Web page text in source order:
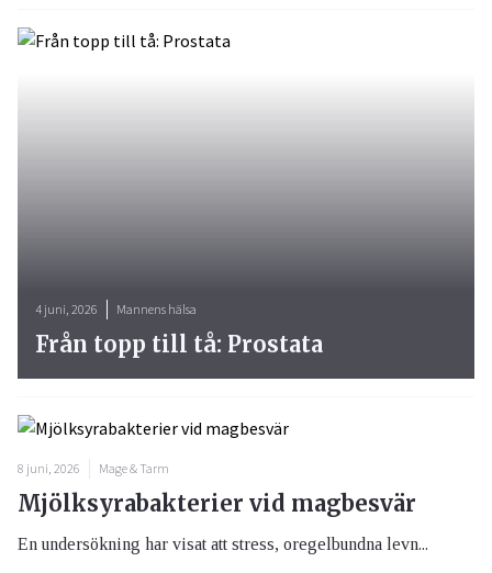
8 juni, 2026 Mage & Tarm
Mjölksyrabakterier vid magbesvär
En undersökning har visat att stress, oregelbundna levn...
4 juni, 2026 Mannens hälsa
Från topp till tå: Prostata